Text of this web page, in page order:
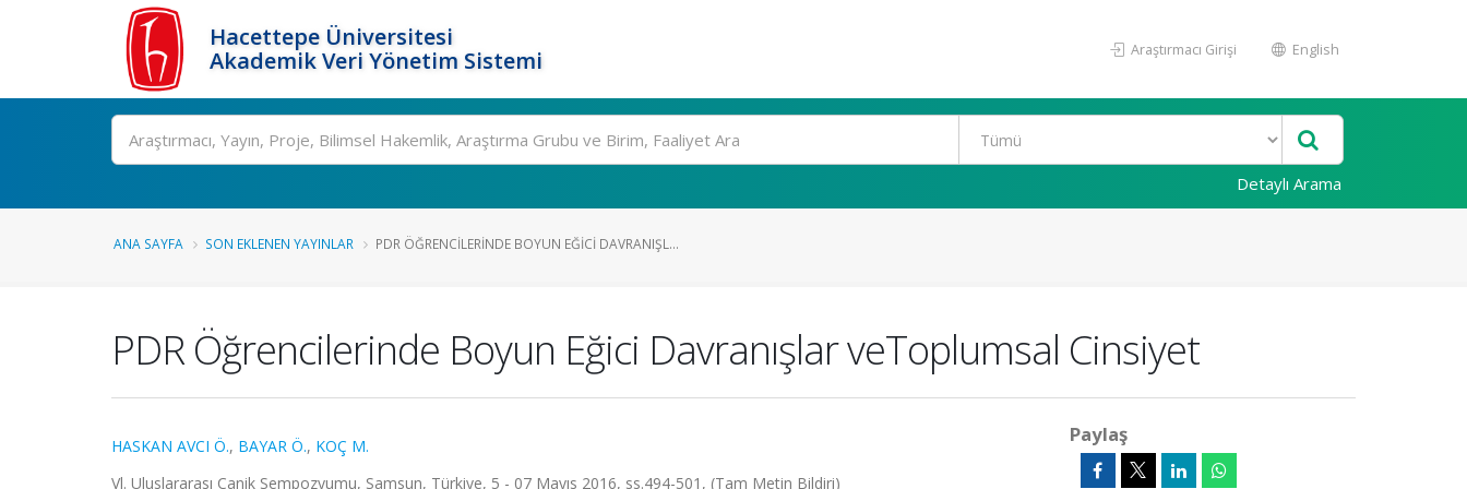
Hacettepe Üniversitesi
Akademik Veri Yönetim Sistemi
Araştırmacı Girişi English
Ara
Detaylı Arama
ANA SAYFA SON EKLENEN YAYINLAR PDR ÖĞRENCILERINDE BOYUN EĞICI DAVRANIŞL...
PDR Öğrencilerinde Boyun Eğici Davranışlar veToplumsal Cinsiyet
HASKAN AVCI Ö., BAYAR Ö., KOÇ M.
Vl. Uluslararası Canik Sempozyumu, Samsun, Türkiye, 5 - 07 Mayıs 2016, ss.494-501, (Tam Metin Bildiri)
Paylaş